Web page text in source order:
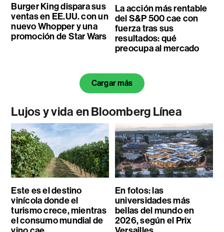
Burger King dispara sus
ventas en EE.UU. con un
nuevo Whopper y una
promoción de Star Wars
La acción más rentable
del S&P 500 cae con
fuerza tras sus
resultados: qué
preocupa al mercado
Cargar más
Lujos y vida en Bloomberg Línea
Este es el destino
vinícola donde el
turismo crece, mientras
el consumo mundial de
En fotos: las
universidades más
bellas del mundo en
2026, según el Prix